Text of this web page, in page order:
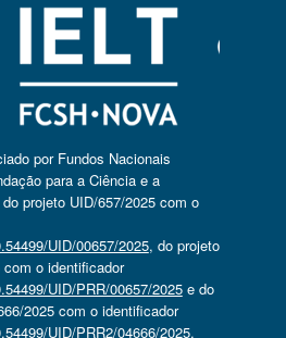
por Fundos Nacionais
para a Ciência e a
projeto UID/657/2025 com o
UID/00657/2025, do projeto
o identificador
UID/PRR/00657/2025e do
2025 com o identificador
UID/PRR2/04666/2025.